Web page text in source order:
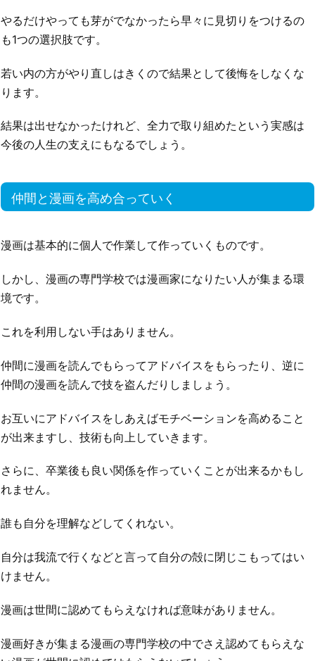
やるだけやっても芽がでなかったら早々に見切りをつけるの
も1つの選択肢です。
若い内の方がやり直しはきくので結果として後悔をしなくな
ります。
結果は出せなかったけれど、全力で取り組めたという実感は
今後の人生の支えにもなるでしょう。
仲間と漫画を高め合っていく
漫画は基本的に個人で作業して作っていくものです。
しかし、漫画の専門学校では漫画家になりたい人が集まる環
境です。
これを利用しない手はありません。
仲間に漫画を読んでもらってアドバイスをもらったり、逆に
仲間の漫画を読んで技を盗んだりしましょう。
お互いにアドバイスをしあえばモチベーションを高めること
が出来ますし、技術も向上していきます。
さらに、卒業後も良い関係を作っていくことが出来るかもし
れません。
誰も自分を理解などしてくれない。
自分は我流で行くなどと言って自分の殻に閉じこもってはい
けません。
漫画は世間に認めてもらえなければ意味がありません。
漫画好きが集まる漫画の専門学校の中でさえ認めてもらえな